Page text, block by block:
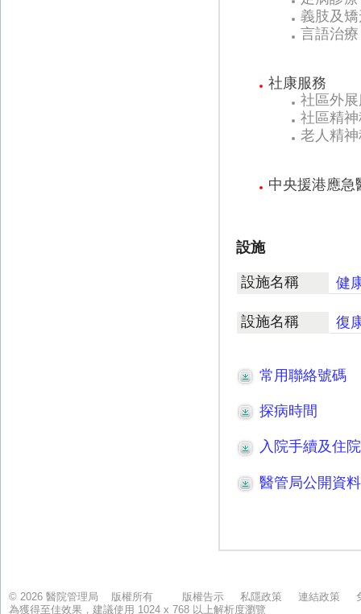
© 2026 醫院管理局 版權所有 版權告示 私隱政策 連結政策
為獲得至佳效果，建議使用 1024 x 768 以上解析度瀏覽